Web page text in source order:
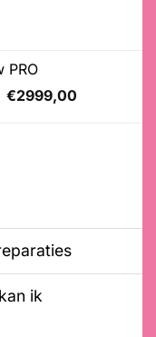
PRO
Oorspronkelijke
€2999,00Huidige
ik